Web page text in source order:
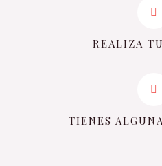
REALIZA
TIENES